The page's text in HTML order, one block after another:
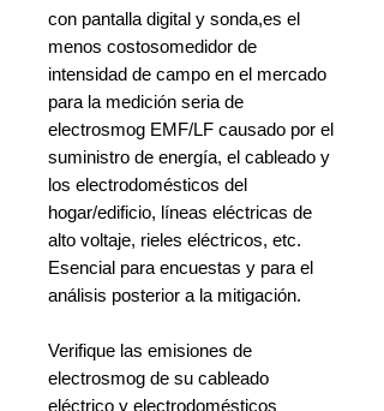
con pantalla digital y sonda,es el
menos costosomedidor de
intensidad de campo en el mercado
para la medición seria de
electrosmog EMF/LF causado por el
suministro de energía, el cableado y
los electrodomésticos del
hogar/edificio, líneas eléctricas de
alto voltaje, rieles eléctricos, etc.
Esencial para encuestas y para el
análisis posterior a la mitigación.
Verifique las emisiones de
electrosmog de su cableado
eléctrico y electrodomésticos